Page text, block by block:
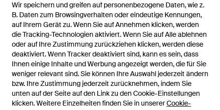
Wir speichern und greifen auf personenbezogene Daten, wie z.
B. Daten zum Browsingverhalten oder eindeutige Kennungen,
auf Ihrem Gerät zu. Wenn Sie auf Annehmen klicken, werden
die Tracking-Technologien aktiviert. Wenn Sie auf Alle ablehnen
oder auf Ihre Zustimmung zurückziehen klicken, werden diese
deaktiviert. Wenn Tracker deaktiviert sind, kann es sein, dass
Ihnen einige Inhalte und Werbung angezeigt werden, die für Sie
weniger relevant sind. Sie können Ihre Auswahl jederzeit ändern
bzw. Ihre Zustimmung jederzeit zurücknehmen, indem Sie
unten auf der Seite auf den Link zu den Cookie-Einstellungen
klicken. Weitere Einzelheiten finden Sie in unsererCookie-
Wir speichern und greifen auf personenbezogene Daten, wie z.
B. Daten zum Browsingverhalten oder eindeutige Kennungen,
auf Ihrem Gerät zu. Wenn Sie auf Annehmen klicken, werden
die Tracking-Technologien aktiviert. Wenn Sie auf Alle ablehnen
oder auf Ihre Zustimmung zurückziehen klicken, werden diese
deaktiviert. Wenn Tracker deaktiviert sind, kann es sein, dass
Ihnen einige Inhalte und Werbung angezeigt werden, die für Sie
weniger relevant sind. Sie können Ihre Auswahl jederzeit ändern
bzw. Ihre Zustimmung jederzeit zurücknehmen, indem Sie
unten auf der Seite auf den Link zu den Cookie-Einstellungen
klicken. Weitere Einzelheiten finden Sie in unsererCookie-
59 €
Triumph
Negligé SILKY SENUALITY aus
Satin - Schwarz
VonBreuninger
AUSVERKAUFT